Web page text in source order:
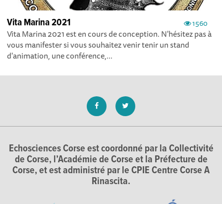
1560
Vita Marina 2021
Vita Marina 2021 est en cours de conception. N'hésitez pas à
vous manifester si vous souhaitez venir tenir un stand
d'animation, une conférence,...
Echosciences Corse est coordonné par la Collectivité
de Corse, l’Académie de Corse et la Préfecture de
Corse, et est administré par le CPIE Centre Corse A
Rinascita.